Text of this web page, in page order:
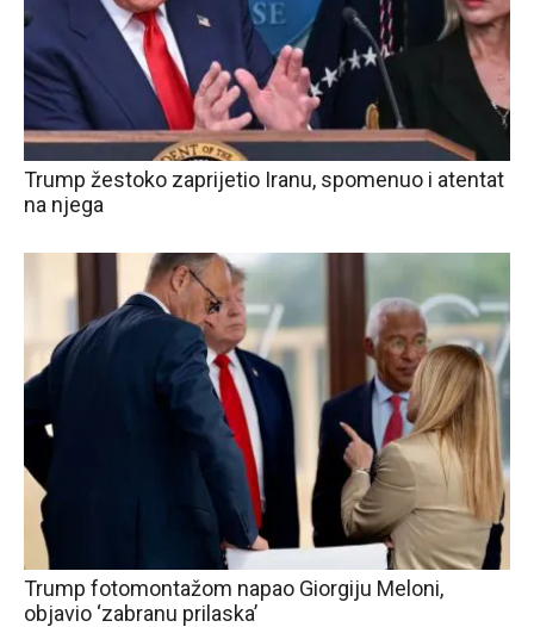
Trump žestoko zaprijetio Iranu, spomenuo i atentat
na njega
Trump fotomontažom napao Giorgiju Meloni,
objavio ‘zabranu prilaska’